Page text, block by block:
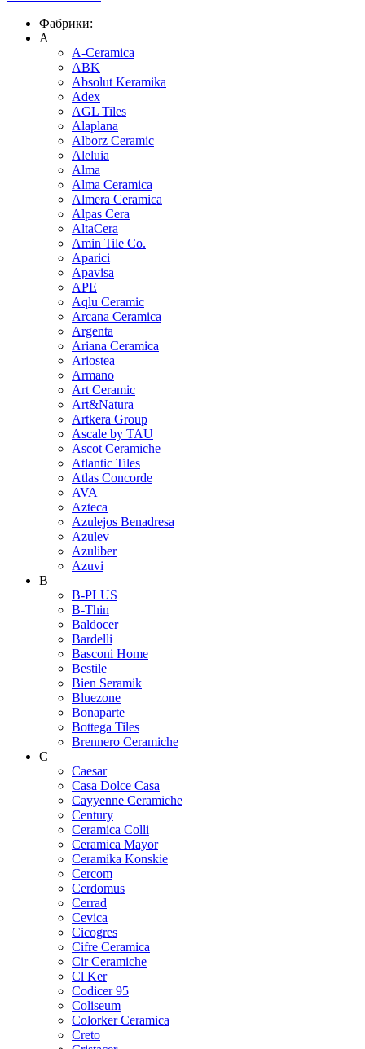
Фабрики:
A
A-Ceramica
ABK
Absolut Keramika
Adex
AGL Tiles
Alaplana
Alborz Ceramic
Aleluia
Alma
Alma Ceramica
Almera Ceramica
Alpas Cera
AltaCera
Amin Tile Co.
Aparici
Apavisa
APE
Aqlu Ceramic
Arcana Ceramica
Argenta
Ariana Ceramica
Ariostea
Armano
Art Ceramic
Art&Natura
Artkera Group
Ascale by TAU
Ascot Ceramiche
Atlantic Tiles
Atlas Concorde
AVA
Azteca
Azulejos Benadresa
Azulev
Azuliber
Azuvi
B
B-PLUS
B-Thin
Baldocer
Bardelli
Basconi Home
Bestile
Bien Seramik
Bluezone
Bonaparte
Bottega Tiles
Brennero Ceramiche
C
Caesar
Casa Dolce Casa
Cayyenne Ceramiche
Century
Ceramica Colli
Ceramica Mayor
Ceramika Konskie
Cercom
Cerdomus
Cerrad
Cevica
Cicogres
Cifre Ceramica
Cir Ceramiche
Cl Ker
Codicer 95
Coliseum
Colorker Ceramica
Creto